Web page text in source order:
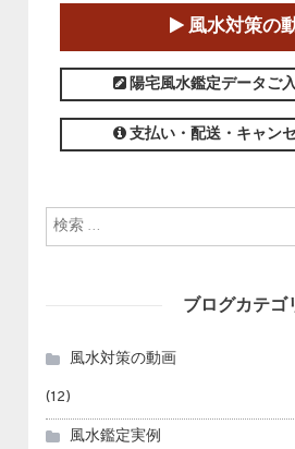
2025-01-11～2025-05-11
この講座の募集は終了
風水対策の
陽宅風水鑑定データご
支払い・配送・キャン
ブログカテゴ
風水対策の動画
(12)
風水鑑定実例